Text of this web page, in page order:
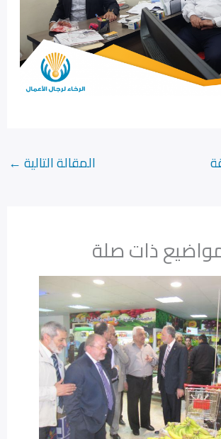
المقالة التالية ←
ذات صلة